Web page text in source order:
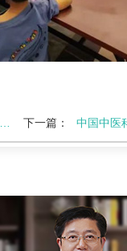
下一篇： 中国中医科学